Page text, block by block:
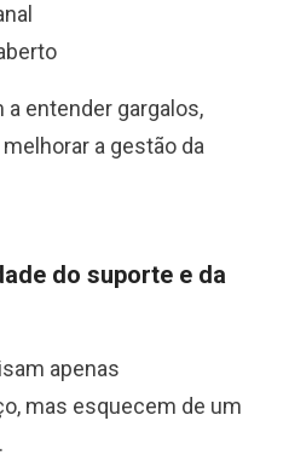
entender gargalos,
a gestão da
do suporte e da
apenas
mas esquecem de um